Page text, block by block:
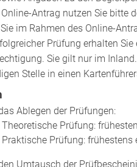
Online-Antrag nutzen Sie bitte
im Rahmen des Online-
Prüfung erhalten
Sie gilt nur im
Stelle in einen
Ablegen der Prüfungen:
Theoretische Prüfung:
Praktische Prüfung:
Umtausch der